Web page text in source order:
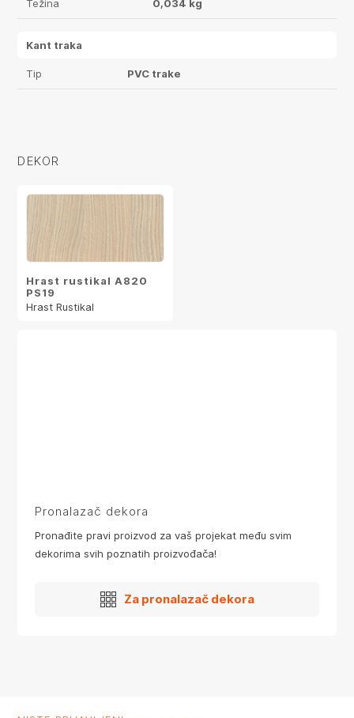
Težina 0,034 kg
Kant traka
Tip PVC trake
DEKOR
Hrast rustikal A820
PS19
Hrast Rustikal
Pronalazač dekora
Pronađite pravi proizvod za vaš projekat među svim
dekorima svih poznatih proizvođača!
Za pronalazač dekora